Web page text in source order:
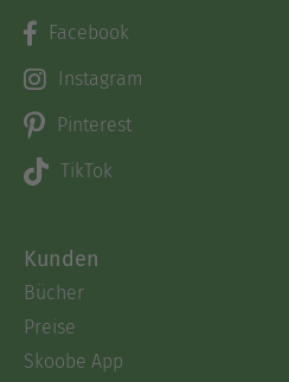
Facebook
Instagram
Pinterest
TikTok
Kunden
Bücher
Preise
Skoobe App